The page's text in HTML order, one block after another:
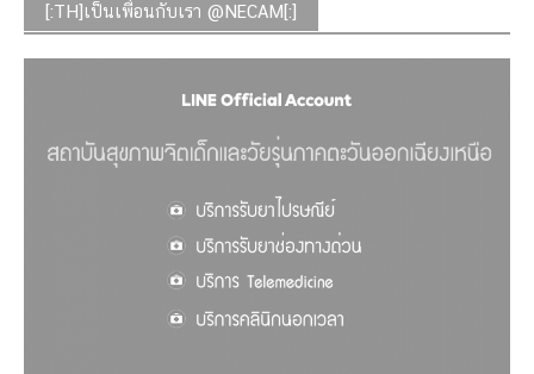
[:TH]เป็นเพื่อนกับเรา @NECAM[:]